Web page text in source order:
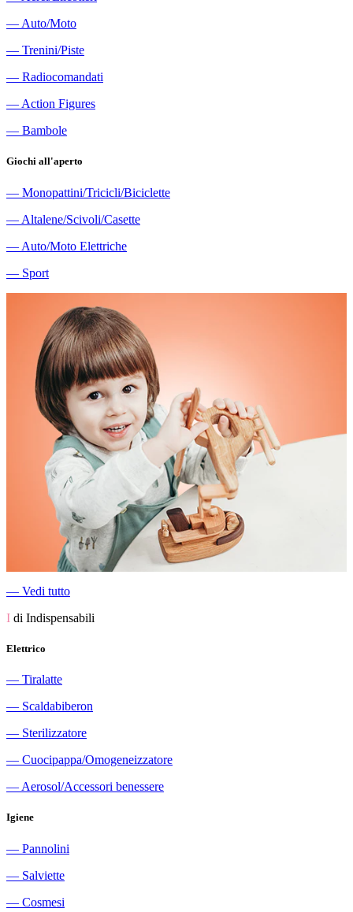
― Auto/Moto
― Trenini/Piste
― Radiocomandati
― Action Figures
― Bambole
Giochi all'aperto
― Monopattini/Tricicli/Biciclette
― Altalene/Scivoli/Casette
― Auto/Moto Elettriche
― Sport
― Vedi tutto
I di Indispensabili
Elettrico
― Tiralatte
― Scaldabiberon
― Sterilizzatore
― Cuocipappa/Omogeneizzatore
― Aerosol/Accessori benessere
Igiene
― Pannolini
― Salviette
― Cosmesi